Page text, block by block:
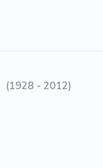
(1928 - 2012)